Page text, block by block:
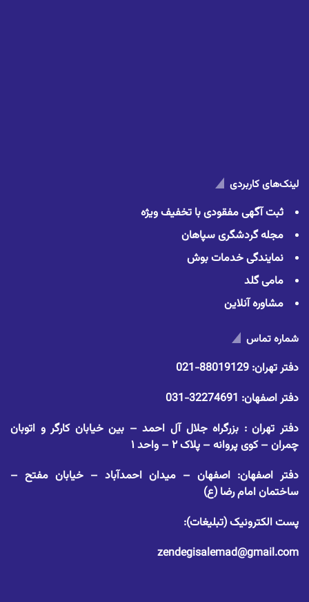
لینک‌های کاربردی
ثبت آگهی مفقودی با تخفیف ویژه
مجله گردشگری سپاهان
نمایندگی خدمات بوش
مامی گلد
مشاوره آنلاین
شماره تماس
دفتر تهران: 88019129-021
دفتر اصفهان: 32274691-031
دفتر تهران : بزرگراه جلال آل احمد – بین خیابان کارگر و اتوبان
چمران – کوی پروانه – پلاک ۲ – واحد ۱
دفتر اصفهان: اصفهان – میدان احمدآباد – خیابان مفتح –
ساختمان امام رضا (ع)
پست الکترونیک (تبلیغات):
zendegisalemad@gmail.com